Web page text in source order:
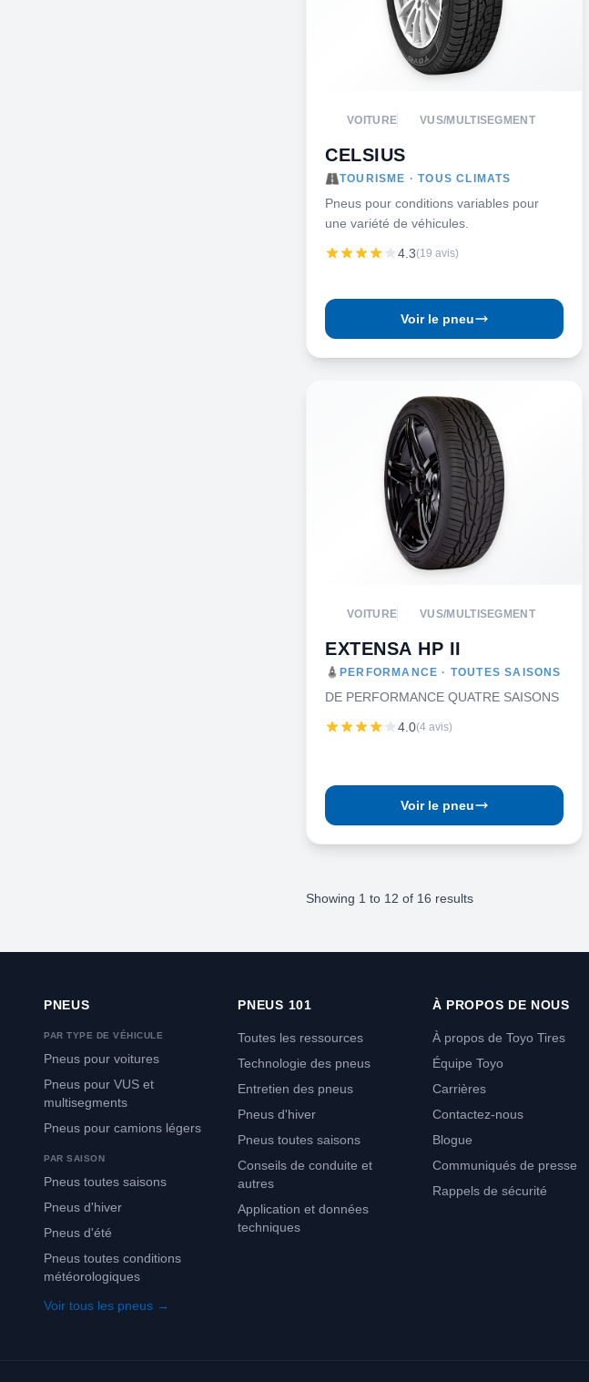
VOITURE VUS/MULTISEGMENT
CELSIUS
TOURISME · TOUS CLIMATS
Pneus pour conditions variables pour
une variété de véhicules.
4.3(19 avis)
Voir le pneu
VOITURE VUS/MULTISEGMENT
EXTENSA HP II
PERFORMANCE · TOUTES SAISONS
DE PERFORMANCE QUATRE SAISONS
4.0(4 avis)
Voir le pneu
Showing 1 to 12 of 16 results
PNEUS
PAR TYPE DE VÉHICULE
Pneus pour voitures
Pneus pour VUS et
multisegments
Pneus pour camions légers
PAR SAISON
Pneus toutes saisons
Pneus d'hiver
Pneus d'été
Pneus toutes conditions
météorologiques
Voir tous les pneus →
PNEUS 101
Toutes les ressources
Technologie des pneus
Entretien des pneus
Pneus d'hiver
Pneus toutes saisons
Conseils de conduite et
autres
Application et données
techniques
À PROPOS DE NOUS
À propos de Toyo Tires
Équipe Toyo
Carrières
Contactez-nous
Blogue
Communiqués de presse
Rappels de sécurité